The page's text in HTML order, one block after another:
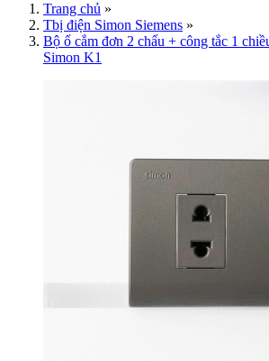
Trang chủ »
Tbị điện Simon Siemens »
Bộ ổ cắm đơn 2 chấu + công tắc 1
Simon K1